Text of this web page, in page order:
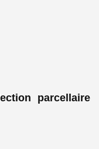
parcellaire